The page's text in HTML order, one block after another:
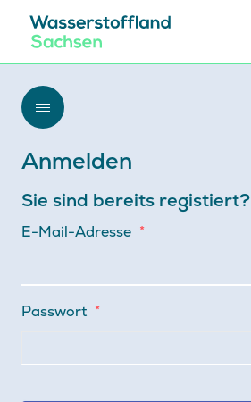
Mein Benutzerkonto
Anmelden
Sie sind bereits registiert?
E-Mail-Adresse *
Passwort *